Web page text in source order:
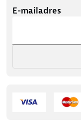
E-mailadres